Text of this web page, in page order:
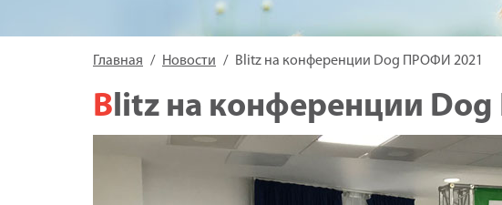
Главная Новости Blitz на конференции Dog ПРОФИ 2021
Blitz на конференции